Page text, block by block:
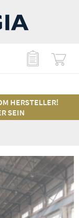
HERSTELLER!
SEIN